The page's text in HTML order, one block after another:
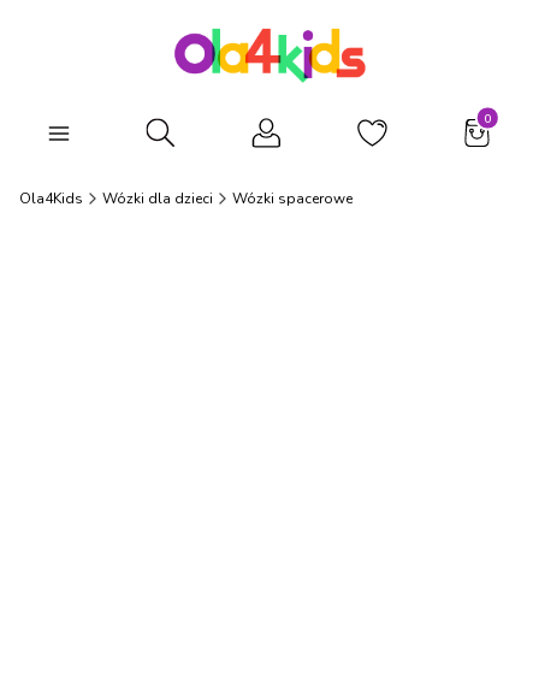
Otwórz wyszukiwarkę
Ola4Kids Wózki dla dzieci Wózki spacerowe